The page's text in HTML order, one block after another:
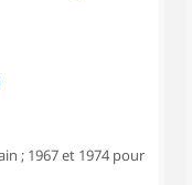
; 1967 et 1974 pour